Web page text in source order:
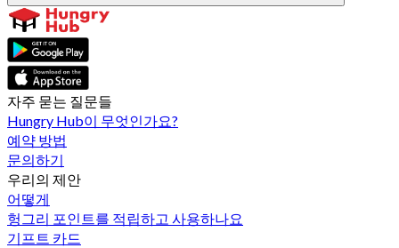
자주 묻는 질문들
Hungry Hub이 무엇인가요?
예약 방법
문의하기
우리의 제안
어떻게
헝그리 포인트를 적립하고 사용하나요
기프트 카드